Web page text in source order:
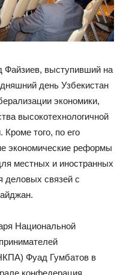
Файзиев, выступивший на
день Узбекистан
экономики,
высокотехнологичной
Кроме того, по его
экономические реформы
местных и иностранных
деловых связей с
Национальной
Фуад Гумбатов в